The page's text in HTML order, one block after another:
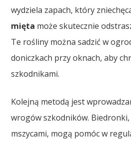
wydziela zapach, który
mięta może skutecznie
Te rośliny można sadzić w
doniczkach przy oknach, aby
szkodnikami.
Kolejną metodą jest
wrogów szkodników.
mszycami, mogą pomóc w